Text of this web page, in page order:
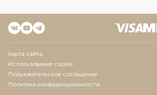
Карта сайта
Использование cookie
Пользовательское соглашение
Политика конфиденциальности